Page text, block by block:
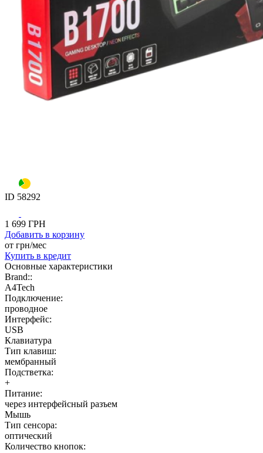
ID 58292
1 699 ГРН
Добавить в корзину
от грн/мес
Купить в кредит
Основные характеристики
Brand::
A4Tech
Подключение:
проводное
Интерфейс:
USB
Клавиатура
Тип клавиш:
мембранный
Подстветка:
+
Питание:
через интерфейсный разъем
Мышь
Тип сенсора:
оптический
Количество кнопок: